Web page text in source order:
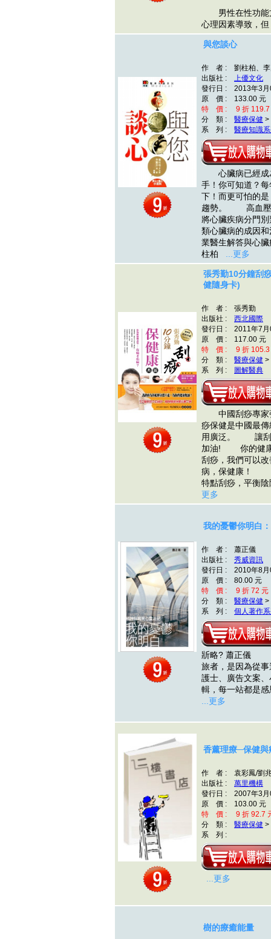
男性在性功能
心理因素導致，
與您談心
作 者 : 劉柱柏、李
出版社 : 上優文化
發行日 : 2013年3月
原 價 : 133.00 元
特 價 : 9 折 119.7
分 類 : 醫療保健 >
系 列 : 醫療知識
心臟病已經成
手！你可知道？
下！而更可怕的
趨勢。 高血壓
將心臟疾病分門
類心臟病的成因
業醫生解答與心
柱柏
...更多
張秀勤10分鐘刮
健隨身卡)
作 者 : 張秀勤
出版社 : 西北國際
發行日 : 2011年7月
原 價 : 117.00 元
特 價 : 9 折 105.3
分 類 : 醫療保健 >
系 列 :
圖解醫典
中國刮痧專家
痧保健是中國最
用廣泛。 讓刮
加油! 你的健
刮痧，我們可以
病，保健康！
特點刮痧，平
更多
我的憂鬱你明白
作 者 : 蕭正儀
出版社 : 秀威資訊
發行日 : 2010年8月
原 價 : 80.00 元
特 價 : 9 折 72 元
分 類 : 醫療保健 >
系 列 : 個人著作
斨略? 蕭正儀 自
旅者，是因為從
護士、廣告文案
輯，每一站都是
...更多
香薰理療─保健與
作 者 : 袁彩鳳/劉
出版社 : 萬里機構
發行日 : 2007年3月
原 價 : 103.00 元
特 價 : 9 折 92.7
分 類 : 醫療保健 >
系 列 :
...更多
樹的療癒能量